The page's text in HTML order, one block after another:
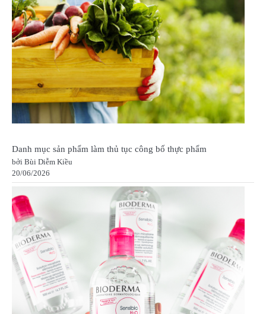
Danh mục sản phẩm làm thủ tục công bố thực phẩm
bởi Bùi Diễm Kiều
20/06/2026